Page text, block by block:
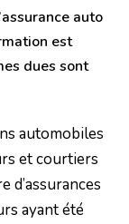
auto
est
dues sont
automobiles
et courtiers
d’assurances
ayant été